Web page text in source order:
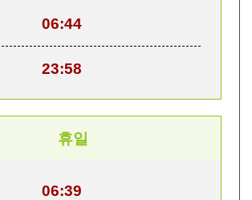
06:44
23:58
휴일
06:39